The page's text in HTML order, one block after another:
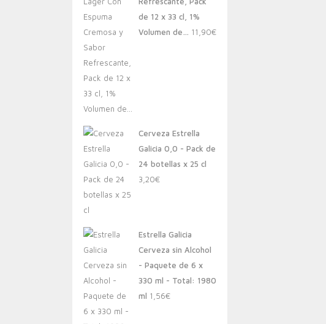
de 12 x 33 cl, 1%
Volumen de… 11,90€
Cerveza Estrella
Galicia 0,0 - Pack de
24 botellas x 25 cl
3,20€
Estrella Galicia
Cerveza sin Alcohol
- Paquete de 6 x
330 ml - Total: 1980
ml 1,56€